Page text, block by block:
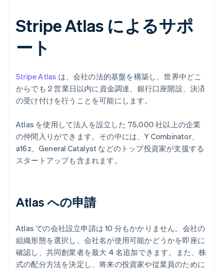
Stripe Atlas によるサポ
ート
Stripe Atlas は、会社の法的基盤を構築し、世界中どこ
からでも 2 営業日以内に資金調達、銀行口座開設、決済
の受け付けを行うことを可能にします。
Atlas を使用して法人を設立した 75,000 社以上の企業
の仲間入りができます。その中には、Y Combinator、
a16z、General Catalyst などのトップ投資家が支援する
スタートアップも含まれます。
Atlas への申請
Atlas での会社設立申請は 10 分もかかりません。会社の
組織形態を選択し、会社名が使用可能かどうかを即座に
確認し、共同創業者を最大 4 名追加できます。また、株
式の配分方法を決定し、将来の投資家や従業員のために